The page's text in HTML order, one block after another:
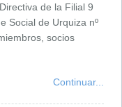
de la Filial 9
Social de Urquiza nº
socios
Continuar...